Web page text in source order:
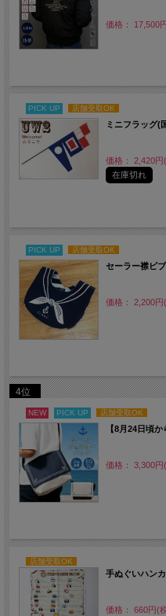
価格： 17,500
PICK UP 店舗受取OK
ミニフラッグ(
価格： 2,420円
在庫切れ
PICK UP 店舗受取OK
セーラー襟ビ
価格： 2,200円
4位
NEW PICK UP 店舗受取OK
【8月24日頃
価格： 3,300円
店舗受取OK
手ぬぐいハン
価格： 660円(